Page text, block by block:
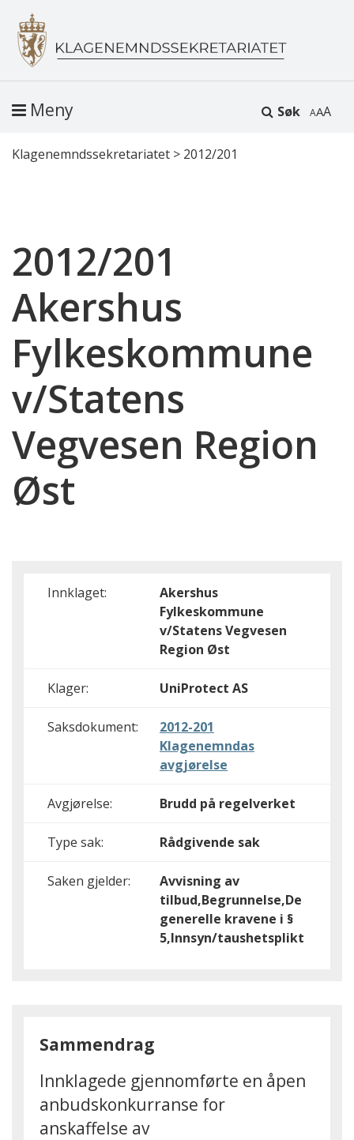
Søk A
Meny
Klagenemndssekretariatet > 2012/201
2012/201
Akershus
Fylkeskommune
v/Statens
Vegvesen Region
Øst
Innklaget:
Akershus
Fylkeskommune
v/Statens Vegvesen
Region Øst
Klager: UniProtect AS
Saksdokument:
2012-201
Klagenemndas
avgjørelse
Avgjørelse: Brudd på regelverket
Type sak: Rådgivende sak
Saken gjelder:
Avvisning av
tilbud,Begrunnelse,De
generelle kravene i §
5,Innsyn/taushetsplikt
Sammendrag
Innklagede gjennomførte en åpen
anbudskonkurranse for
anskaffelse av